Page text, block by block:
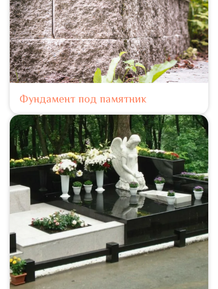
Фундамент под памятник